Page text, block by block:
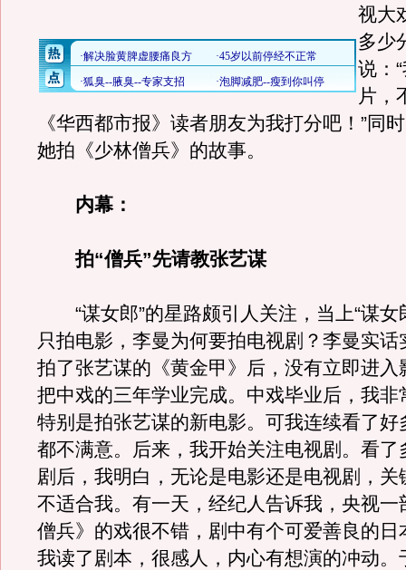
视大
多少
说：
片，
《华西都市报》读者朋友为我打分吧！”同
她拍《少林僧兵》的故事。
内幕：
拍“僧兵”先请教张艺谋
“谋女郎”的星路颇引人关注，当上“谋女
只拍电影，李曼为何要拍电视剧？李曼实话
拍了张艺谋的《黄金甲》后，没有立即进入
把中戏的三年学业完成。中戏毕业后，我非
特别是拍张艺谋的新电影。可我连续看了好
都不满意。后来，我开始关注电视剧。看了
剧后，我明白，无论是电影还是电视剧，关
不适合我。有一天，经纪人告诉我，央视一
僧兵》的戏很不错，剧中有个可爱善良的日
我读了剧本，很感人，内心有想演的冲动。